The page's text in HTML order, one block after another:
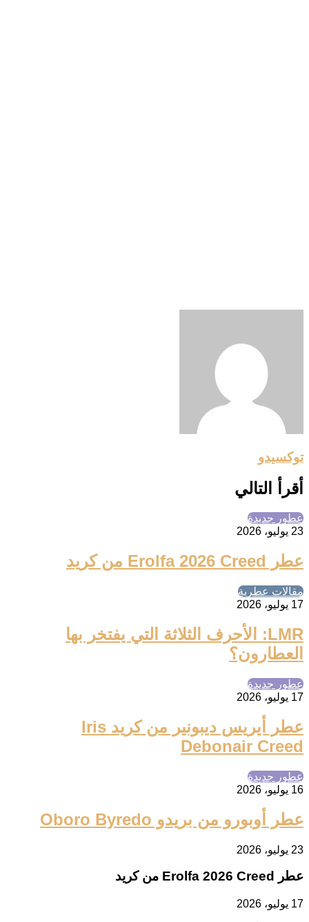
توكسيدو
أقرأ التالي
عطور جديدة
23 يوليو، 2026
عطر Erolfa 2026 Creed من كريد
مقالات عطرية
17 يوليو، 2026
LMR: الأحرف الثلاثة التي يفتخر بها
العطارون؟
عطور جديدة
17 يوليو، 2026
عطر أيريس ديبونير من كريد Iris
Debonair Creed
عطور جديدة
16 يوليو، 2026
عطر أوبورو من بريدو Oboro Byredo
23 يوليو، 2026
عطر Erolfa 2026 Creed من كريد
17 يوليو، 2026